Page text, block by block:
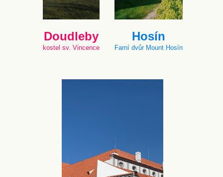
Doudleby
kostel sv. Vincence
Hosín
Farní dvůr Mount Hosín